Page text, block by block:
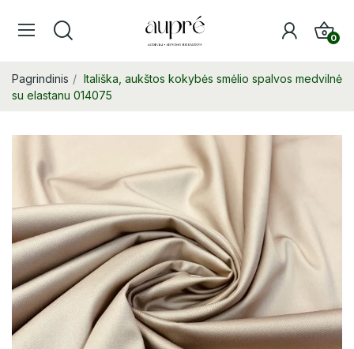
0
Pagrindinis
Itališka, aukštos kokybės smėlio spalvos medvilnė
su elastanu 014075